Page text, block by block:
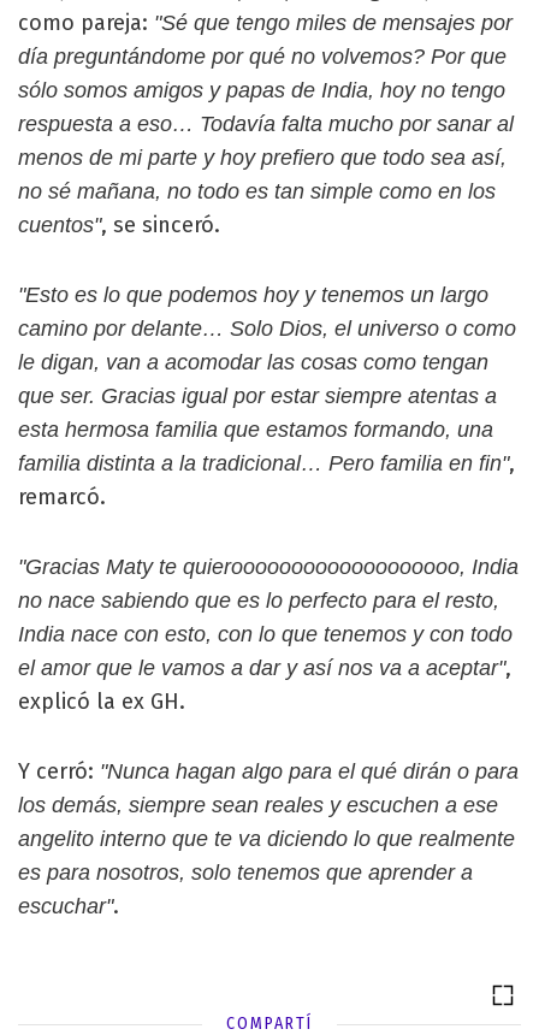
como pareja: "Sé que tengo miles de mensajes por
día preguntándome por qué no volvemos? Por que
sólo somos amigos y papas de India, hoy no tengo
respuesta a eso… Todavía falta mucho por sanar al
menos de mi parte y hoy prefiero que todo sea así,
no sé mañana, no todo es tan simple como en los
cuentos", se sinceró.
"Esto es lo que podemos hoy y tenemos un largo
camino por delante… Solo Dios, el universo o como
le digan, van a acomodar las cosas como tengan
que ser. Gracias igual por estar siempre atentas a
esta hermosa familia que estamos formando, una
familia distinta a la tradicional… Pero familia en fin",
remarcó.
"Gracias Maty te quierooooooooooooooooooo, India
no nace sabiendo que es lo perfecto para el resto,
India nace con esto, con lo que tenemos y con todo
el amor que le vamos a dar y así nos va a aceptar",
explicó la ex GH.
Y cerró: "Nunca hagan algo para el qué dirán o para
los demás, siempre sean reales y escuchen a ese
angelito interno que te va diciendo lo que realmente
es para nosotros, solo tenemos que aprender a
escuchar".
COMPARTÍ